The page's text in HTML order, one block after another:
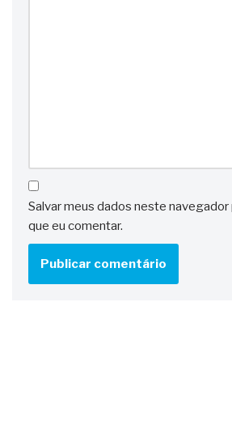
Salvar meus dados neste navegador
que eu comentar.